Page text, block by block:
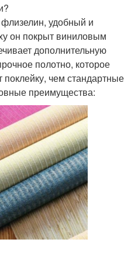
удобный и
он покрыт виниловым
дополнительную
полотно, которое
чем стандартные
преимущества: